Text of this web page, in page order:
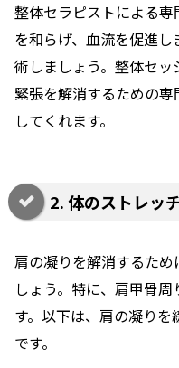
整体セラピストによる
を和らげ、血流を促進
術しましょう。整体セ
緊張を解消するための
してくれます。
2. 体のストレッ
肩の凝りを解消するた
しょう。特に、肩甲骨
す。以下は、肩の凝り
です。